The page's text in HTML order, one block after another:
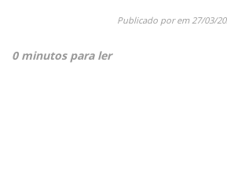
Publicado porem27/03/
0 minutos para ler